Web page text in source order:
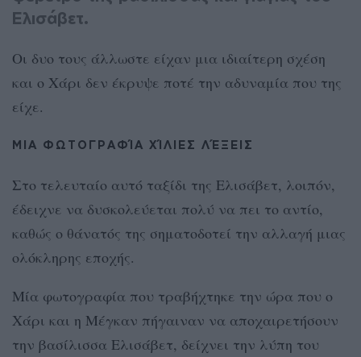
Ελισάβετ.
Οι δυο τους άλλωστε είχαν μια ιδιαίτερη σχέση
και ο Χάρι δεν έκρυψε ποτέ την αδυναμία που της
είχε.
ΜΙΑ ΦΩΤΟΓΡΑΦΊΑ ΧΊΛΙΕΣ ΛΈΞΕΙΣ
Στο τελευταίο αυτό ταξίδι της Ελισάβετ, λοιπόν,
έδειχνε να δυσκολεύεται πολύ να πει το αντίο,
καθώς ο θάνατός της σηματοδοτεί την αλλαγή μιας
ολόκληρης εποχής.
Μία φωτογραφία που τραβήχτηκε την ώρα που ο
Χάρι και η Μέγκαν πήγαιναν να αποχαιρετήσουν
την βασίλισσα Ελισάβετ, δείχνει την λύπη του